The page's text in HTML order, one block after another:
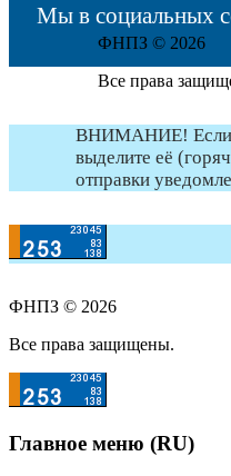
Мы в социальных
ФНПЗ © 2026
Все права
ВНИМАНИЕ! Если
выделите её
отправки
ФНПЗ © 2026
Все права защищены.
Главное меню (RU)